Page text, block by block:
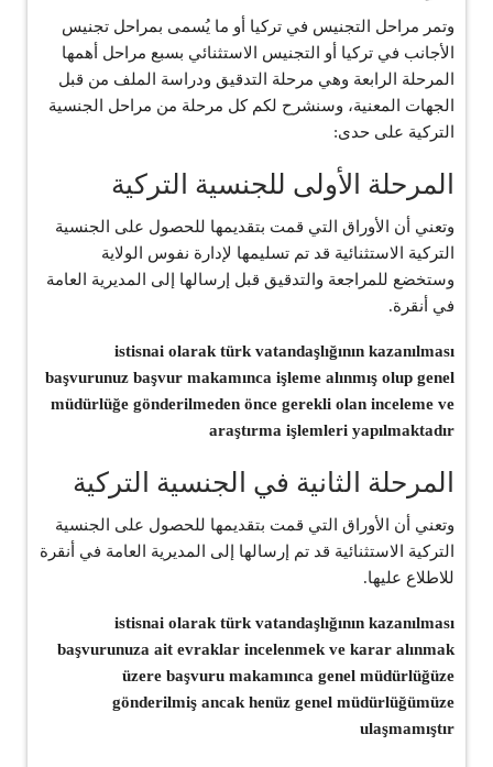
وتمر مراحل التجنيس في تركيا أو ما يُسمى بمراحل تجنيس
الأجانب في تركيا أو التجنيس الاستثنائي بسبع مراحل أهمها
المرحلة الرابعة وهي مرحلة التدقيق ودراسة الملف من قبل
الجهات المعنية، وسنشرح لكم كل مرحلة من مراحل الجنسية
التركية على حدى:
المرحلة الأولى للجنسية التركية
وتعني أن الأوراق التي قمت بتقديمها للحصول على الجنسية
التركية الاستثنائية قد تم تسليمها لإدارة نفوس الولاية
وستخضع للمراجعة والتدقيق قبل إرسالها إلى المديرية العامة
في أنقرة.
istisnai olarak türk vatandaşlığının kazanılması
başvurunuz başvur makamınca işleme alınmış olup genel
müdürlüğe gönderilmeden önce gerekli olan inceleme ve
araştırma işlemleri yapılmaktadır
المرحلة الثانية في الجنسية التركية
وتعني أن الأوراق التي قمت بتقديمها للحصول على الجنسية
التركية الاستثنائية قد تم إرسالها إلى المديرية العامة في أنقرة
للاطلاع عليها.
istisnai olarak türk vatandaşlığının kazanılması
başvurunuza ait evraklar incelenmek ve karar alınmak
üzere başvuru makamınca genel müdürlüğüze
gönderilmiş ancak henüz genel müdürlüğümüze
ulaşmamıştır